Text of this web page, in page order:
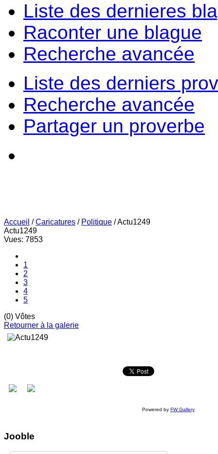
Liste des dernieres
Raconter une blague
Recherche avancée
Liste des derniers
Recherche avancée
Partager un proverbe
Accueil /Caricatures / Politique /Actu1249
Actu1249
Vues: 7853
1
2
3
4
5
(0) Vôtes
Retourner à la galerie
Powered by FW Gallery
Jooble